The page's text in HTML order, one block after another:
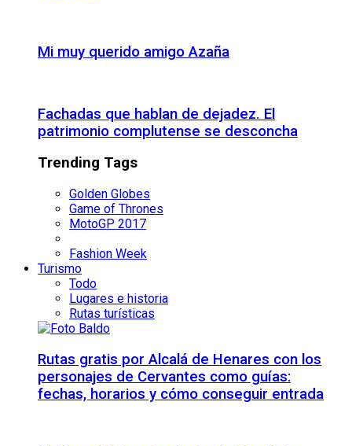
Mi muy querido amigo Azaña
Fachadas que hablan de dejadez. El
patrimonio complutense se desconcha
Trending Tags
Golden Globes
Game of Thrones
MotoGP 2017
Fashion Week
Turismo
Todo
Lugares e historia
Rutas turísticas
Rutas gratis por Alcalá de Henares con los
personajes de Cervantes como guías:
fechas, horarios y cómo conseguir entrada